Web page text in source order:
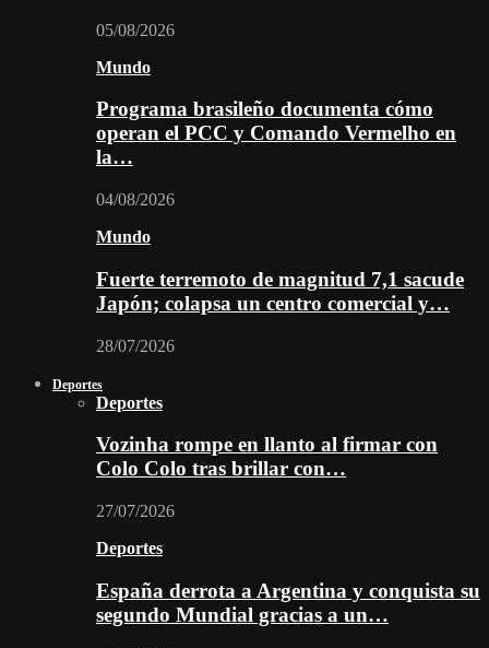
05/08/2026
Mundo
Programa brasileño documenta cómo
operan el PCC y Comando Vermelho en
la…
04/08/2026
Mundo
Fuerte terremoto de magnitud 7,1 sacude
Japón; colapsa un centro comercial y…
28/07/2026
Deportes
Deportes
Vozinha rompe en llanto al firmar con
Colo Colo tras brillar con…
27/07/2026
Deportes
España derrota a Argentina y conquista su
segundo Mundial gracias a un…